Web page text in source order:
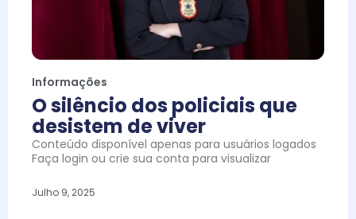
Informações
O silêncio dos policiais que
desistem de viver
Conteúdo disponível apenas para usuários logados
Faça login ou crie sua conta para visualizar
Julho 9, 2025